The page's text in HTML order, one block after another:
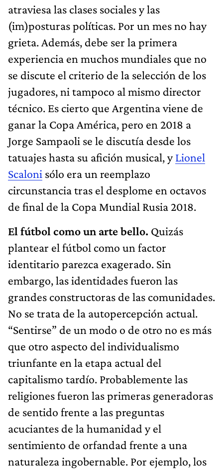
atraviesa las clases sociales y las
(im)posturas políticas. Por un mes no hay
grieta. Además, debe ser la primera
experiencia en muchos mundiales que no
se discute el criterio de la selección de los
jugadores, ni tampoco al mismo director
técnico. Es cierto que Argentina viene de
ganar la Copa América, pero en 2018 a
Jorge Sampaoli se le discutía desde los
tatuajes hasta su afición musical, yLionel
Scaloni sólo era un reemplazo
circunstancia tras el desplome en octavos
de final de la Copa Mundial Rusia 2018.
El fútbol como un arte bello. Quizás
plantear el fútbol como un factor
identitario parezca exagerado. Sin
embargo, las identidades fueron las
grandes constructoras de las comunidades.
No se trata de la autopercepción actual.
“Sentirse” de un modo o de otro no es más
que otro aspecto del individualismo
triunfante en la etapa actual del
capitalismo tardío. Probablemente las
religiones fueron las primeras generadoras
de sentido frente a las preguntas
acuciantes de la humanidad y el
sentimiento de orfandad frente a una
naturaleza ingobernable. Por ejemplo, los